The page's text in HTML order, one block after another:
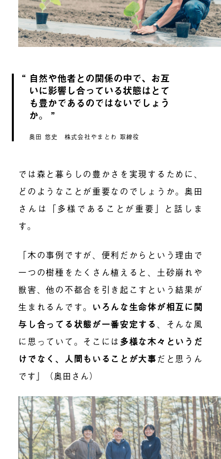
自然や他者との関係の中で、お互
いに影響し合っている状態はとて
も豊かであるのではないでしょう
か。
奥田 悠史 株式会社やまとわ 取締役
では森と暮らしの豊かさを実現するために、
どのようなことが重要なのでしょうか。奥田
さんは「多様であることが重要」と話しま
す。
「木の事例ですが、便利だからという理由で
一つの樹種をたくさん植えると、土砂崩れや
獣害、他の不都合を引き起こすという結果が
生まれるんです。 いろんな生命体が相互に関
与し合ってる状態が一番安定する 、そんな風
に思っていて。そこには 多様な木々というだ
けでなく、人間もいることが大事だと思うん
です」（奥田さん）